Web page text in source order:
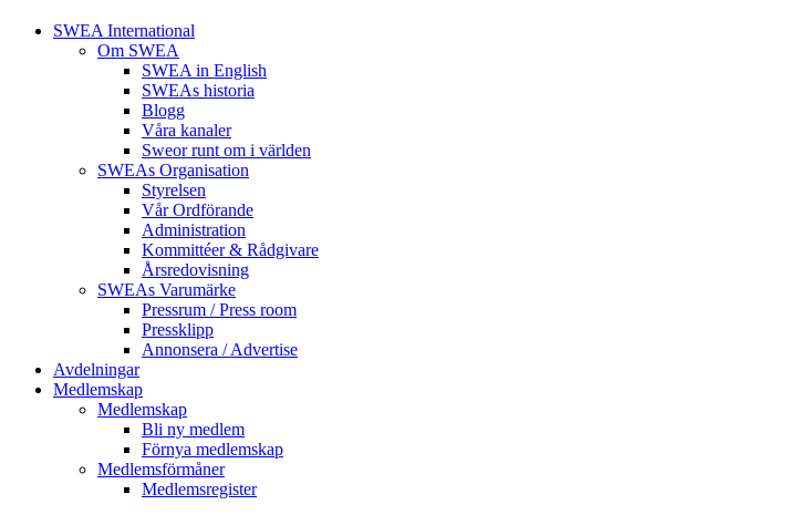
SWEA International
Om SWEA
SWEA in English
SWEAs historia
Blogg
Våra kanaler
Sweor runt om i världen
SWEAs Organisation
Styrelsen
Vår Ordförande
Administration
Kommittéer & Rådgivare
Årsredovisning
SWEAs Varumärke
Pressrum / Press room
Pressklipp
Annonsera / Advertise
Avdelningar
Medlemskap
Medlemskap
Bli ny medlem
Förnya medlemskap
Medlemsförmåner
Medlemsregister